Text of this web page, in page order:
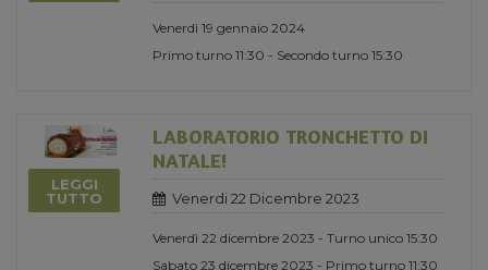
Venerdì 19 gennaio 2024
Primo turno 11:30 - Secondo turno 15:30
LEGGI
TUTTO
LABORATORIO TRONCHETTO DI
NATALE!
Venerdi 22 Dicembre 2023
Venerdì 22 dicembre 2023 - Turno unico 15:30
Sabato 23 dicembre 2023 - Primo turno 11:30